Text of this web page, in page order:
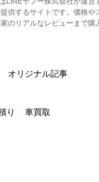
供するサイトです。価格や
のリアルなレビューまで購
オリジナル記事
り 車買取